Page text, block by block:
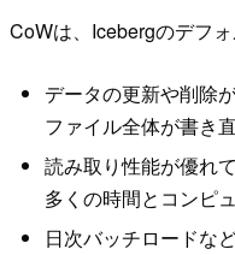
CoWは、Icebergのデフォ
データの更新や削除
ファイル全体が書き
読み取り性能が優れ
多くの時間とコンピ
日次バッチロードな